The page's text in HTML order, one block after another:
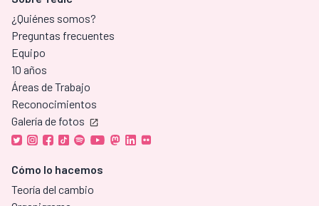
¿Quiénes somos?
Preguntas frecuentes
Equipo
10 años
Áreas de Trabajo
Reconocimientos
Galería de fotos
Cómo lo hacemos
Teoría del cambio